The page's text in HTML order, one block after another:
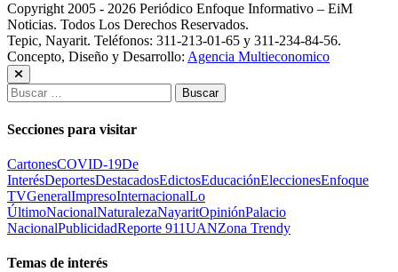
Copyright 2005 - 2026 Periódico Enfoque Informativo – EiM
Noticias. Todos Los Derechos Reservados.
Tepic, Nayarit. Teléfonos: 311-213-01-65 y 311-234-84-56.
Concepto, Diseño y Desarrollo: Agencia Multieconomico
Buscar:
Secciones para visitar
CartonesCOVID-19De
InterésDeportesDestacadosEdictosEducaciónEleccionesEnfoque
TVGeneralImpresoInternacionalLo
ÚltimoNacionalNaturalezaNayaritOpiniónPalacio
NacionalPublicidadReporte 911UANZona Trendy
Temas de interés